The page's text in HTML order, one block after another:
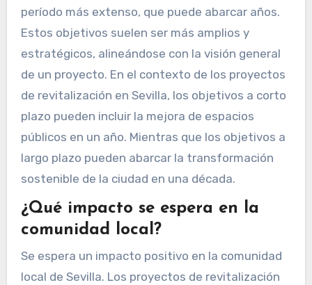
período más extenso, que puede abarcar años.
Estos objetivos suelen ser más amplios y
estratégicos, alineándose con la visión general
de un proyecto. En el contexto de los proyectos
de revitalización en Sevilla, los objetivos a corto
plazo pueden incluir la mejora de espacios
públicos en un año. Mientras que los objetivos a
largo plazo pueden abarcar la transformación
sostenible de la ciudad en una década.
¿Qué impacto se espera en la
comunidad local?
Se espera un impacto positivo en la comunidad
local de Sevilla. Los proyectos de revitalización